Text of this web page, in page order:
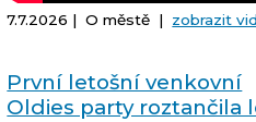
7.7.2026 | O městě | zobrazit
První letošní venkovní
Oldies party roztančila